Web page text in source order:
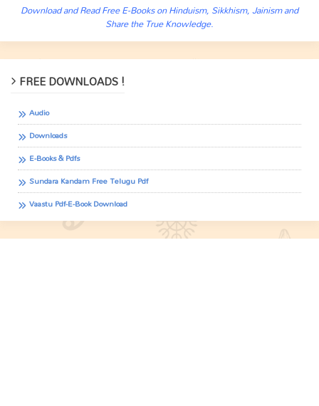
Download and Read Free E-Books on Hinduism, Sikkhism, Jainism and
Share the True Knowledge.
FREE DOWNLOADS !
Audio
Downloads
E-Books & Pdfs
Sundara Kandam Free Telugu Pdf
Vaastu Pdf-E-Book Download